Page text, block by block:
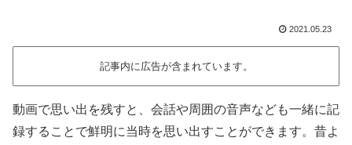
2021.05.23
記事内に広告が含まれています。
動画で思い出を残すと、会話や周囲の音声なども一緒に記
録することで鮮明に当時を思い出すことができます。昔よ